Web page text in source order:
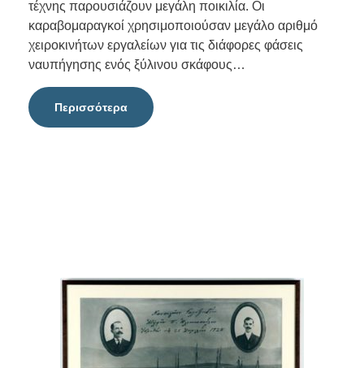
τέχνης παρουσιάζουν μεγάλη ποικιλία. Οι
καραβομαραγκοί χρησιμοποιούσαν μεγάλο αριθμό
χειροκινήτων εργαλείων για τις διάφορες φάσεις
ναυπήγησης ενός ξύλινου σκάφους…
Περισσότερα